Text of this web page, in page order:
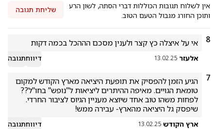
אין לשלוח תגובות הכוללות דברי הסתה, לשון הרע
ותוכן החורג מגבול הטעם הטוב.
שליחת תגובה
8 אי על איצלה כץ קצר ולענין מסכם הההכל בכמה דקות
אלעזר 13.02.25 דיווחתגובה
7
שיפסק גל היציאה מהארץ- עבירה ממש!
ארץ הקודש 13.02.25 דיווחתגובה